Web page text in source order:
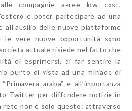
compagnie aeree low cost,
e poter partecipare ad una
all’ausilio delle nuove piattaforme
le vere nuove opportunità sono
attuale risiede nel fatto che
di esprimersi, di far sentire la
punto di vista ad una miriade di
araba” e all’importanza
Twitter per diffondere notizie in
rete non è solo questo: attraverso